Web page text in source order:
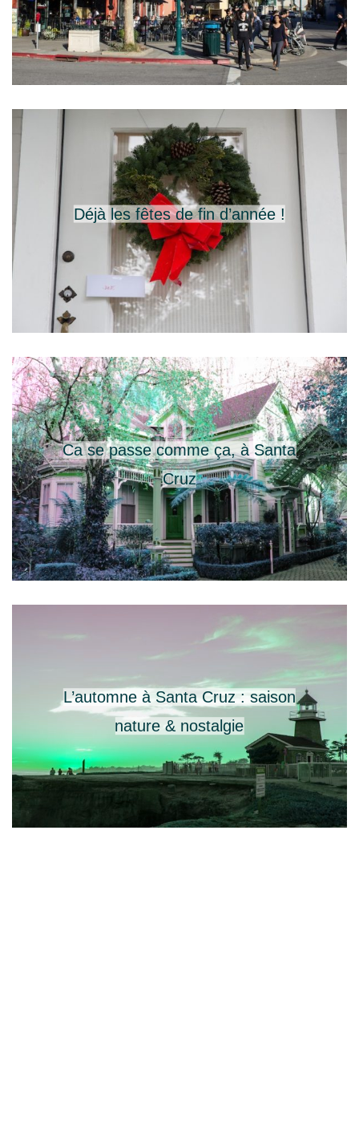
Déjà les fêtes de fin d’année !
Ca se passe comme ça, à Santa
Cruz
L’automne à Santa Cruz : saison
nature & nostalgie